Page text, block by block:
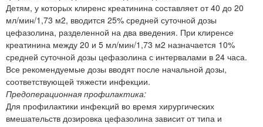
Детям, у которых клиренс креатинина составляет от 40 до 20
мл/мин/1,73 м2, вводится 25% средней суточной дозы
цефазолина, разделенной на два введения. При клиренсе
креатинина между 20 и 5 мл/мин/1,73 м2 назначается 10%
средней суточной дозы цефазолина с интервалами в 24 часа.
Все рекомендуемые дозы вводят после начальной дозы,
соответствующей тяжести инфекции.
Предоперационная профилактика:
Для профилактики инфекций во время хирургических
вмешательств дозировка цефазолина зависит от типа и